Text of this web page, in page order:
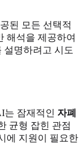
된 모든 선택적
해석을 제공하여
설명하려고 시도
는 잠재적인 자폐
균형 잡힌 관점
에 지원이 필요한